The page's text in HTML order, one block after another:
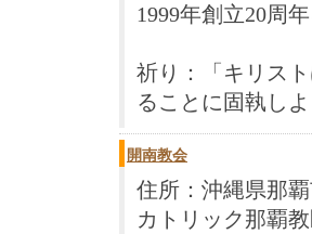
1999年創立20周
祈り：「キリス
ることに固執し
開南教会
住所：沖縄県那
カトリック那覇